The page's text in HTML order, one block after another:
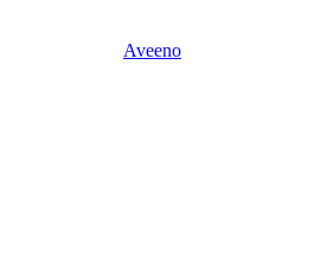
Aveeno